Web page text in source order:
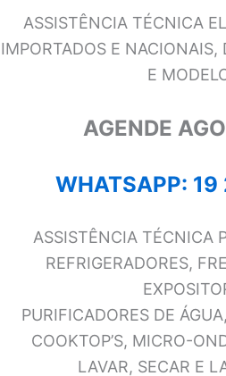
ASSISTÊNCIA TÉCNICA
IMPORTADOS E NACIONAIS,
E
AGENDE
WHATSAPP:
ASSISTÊNCIA TÉCNICA
REFRIGERADORES,
PURIFICADORES DE
COOKTOP’S, MICRO-
LAVAR, SECAR E